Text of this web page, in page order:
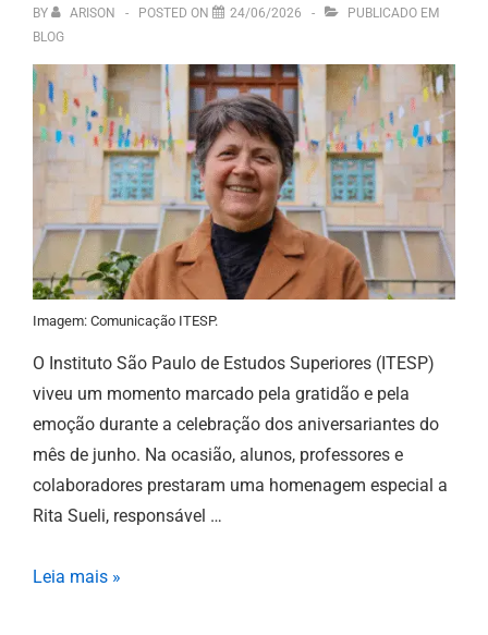
BY ARISON POSTED ON 24/06/2026
PUBLICADO EM
BLOG
Imagem: Comunicação ITESP.
O Instituto São Paulo de Estudos Superiores (ITESP)
viveu um momento marcado pela gratidão e pela
emoção durante a celebração dos aniversariantes do
mês de junho. Na ocasião, alunos, professores e
colaboradores prestaram uma homenagem especial a
Rita Sueli, responsável …
Leia mais »